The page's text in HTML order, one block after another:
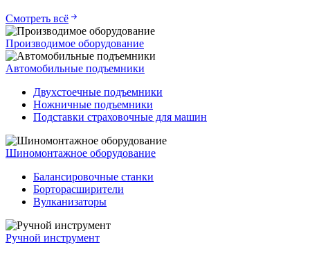
Смотреть всё
Производимое оборудование
Автомобильные подъемники
Двухстоечные подъемники
Ножничные подъемники
Подставки страховочные для машин
Шиномонтажное оборудование
Балансировочные станки
Борторасширители
Вулканизаторы
Ручной инструмент